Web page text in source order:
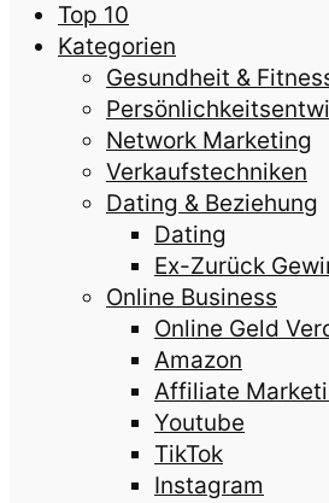
Top 10
Kategorien
Gesundheit &
Network Marketing
Verkaufstechniken
Dating & Beziehung
Dating
Ex-Zurück
Online Business
Online Geld
Amazon
Affiliate
Youtube
TikTok
Instagram